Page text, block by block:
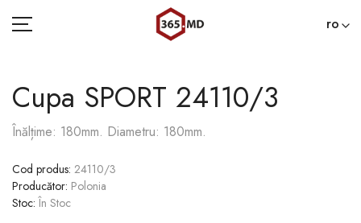
ro
ACASĂ
CATEGORII
BLOG
Cupa SPORT 24110/3
Înălțime: 180mm. Diametru: 180mm.
Cod produs: 24110/3
Producător: Polonia
Stoc: În Stoc